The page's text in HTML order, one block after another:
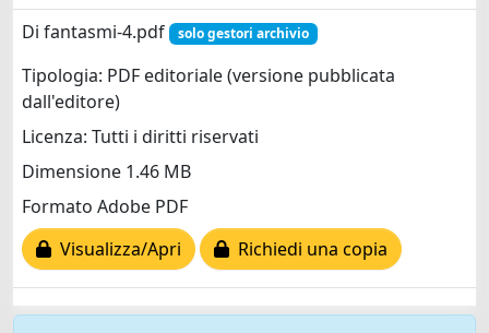
Di fantasmi-4.pdf
solo gestori archivio
Tipologia: PDF editoriale (versione pubblicata
dall'editore)
Licenza: Tutti i diritti riservati
Dimensione 1.46 MB
Formato Adobe PDF
Visualizza/Apri
Richiedi una copia